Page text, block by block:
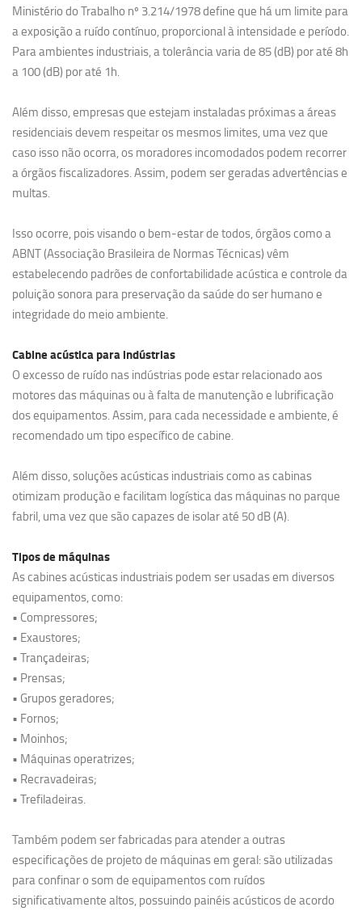
Ministério do Trabalho nº 3.214/1978 define que há um limite para
a exposição a ruído contínuo, proporcional à intensidade e período.
Para ambientes industriais, a tolerância varia de 85 (dB) por até 8h
a 100 (dB) por até 1h.
Além disso, empresas que estejam instaladas próximas a áreas
residenciais devem respeitar os mesmos limites, uma vez que
caso isso não ocorra, os moradores incomodados podem recorrer
a órgãos fiscalizadores. Assim, podem ser geradas advertências e
multas.
Isso ocorre, pois visando o bem-estar de todos, órgãos como a
ABNT (Associação Brasileira de Normas Técnicas) vêm
estabelecendo padrões de confortabilidade acústica e controle da
poluição sonora para preservação da saúde do ser humano e
integridade do meio ambiente.
Cabine acústica para indústrias
O excesso de ruído nas indústrias pode estar relacionado aos
motores das máquinas ou à falta de manutenção e lubrificação
dos equipamentos. Assim, para cada necessidade e ambiente, é
recomendado um tipo específico de cabine.
Além disso, soluções acústicas industriais como as cabinas
otimizam produção e facilitam logística das máquinas no parque
fabril, uma vez que são capazes de isolar até 50 dB (A).
Tipos de máquinas
As cabines acústicas industriais podem ser usadas em diversos
equipamentos, como:
• Compressores;
• Exaustores;
• Trançadeiras;
• Prensas;
• Grupos geradores;
• Fornos;
• Moinhos;
• Máquinas operatrizes;
• Recravadeiras;
• Trefiladeiras.
Também podem ser fabricadas para atender a outras
especificações de projeto de máquinas em geral: são utilizadas
para confinar o som de equipamentos com ruídos
significativamente altos, possuindo painéis acústicos de acordo